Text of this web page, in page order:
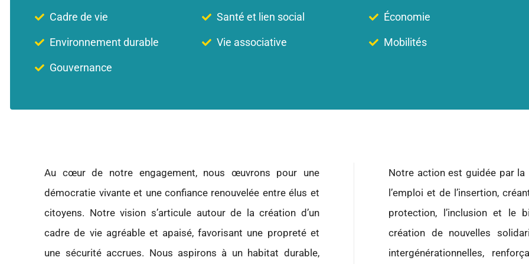
Cadre de vie
Environnement durable
Gouvernance
Santé et lien social
Vie associative
Économie
Mobilités
Au cœur de notre engagement, nous œuvrons pour une
démocratie vivante et une confiance renouvelée entre élus et
citoyens. Notre vision s’articule autour de la création d’un
cadre de vie agréable et apaisé, favorisant une propreté et
une sécurité accrues. Nous aspirons à un habitat durable,
Notre action est guidée par
l’emploi et de l’insertion,
protection, l’inclusion et le
création de nouvelles
intergénérationnelles,